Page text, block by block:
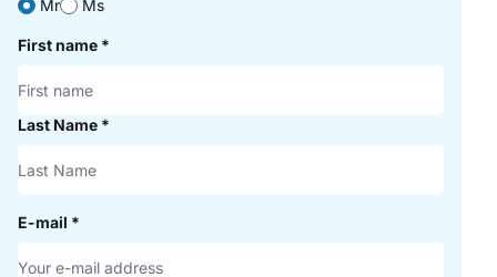
Mr
Ms
First name *
Last Name *
E-mail *